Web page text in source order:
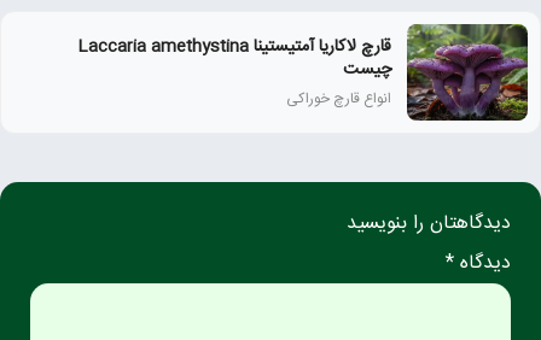
قارچ لاکاریا آمتیستینا Laccaria amethystina
چیست
انواع قارچ خوراکی
دیدگاهتان را بنویسید
دیدگاه *